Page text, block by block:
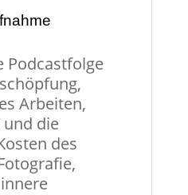
Podcastfolge
Arbeiten,
und die
des